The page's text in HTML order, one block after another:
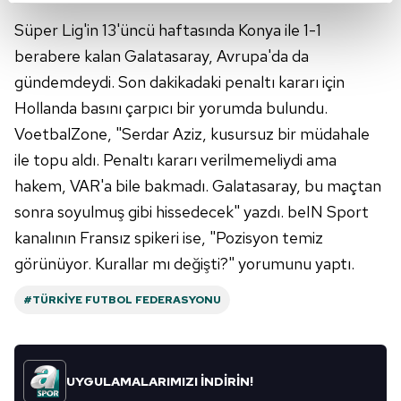
Her halükârda, kullanıcılar, bu çerezlere izin vermedikleri
takdirde, kullanıcılara hedefli reklamlar
gösterilmeyecektir."
Sizlere daha iyi bir hizmet sunabilmek için İnternet
Sitemizde kendimize ve üçüncü kişilere ait çerezler
kullanılmaktadır. Bu çerezler vasıtasıyla çeşitli kişisel
verileriniz işlenmekte olup gerekli olan çerezler bilgi
toplumu hizmetlerinin sunulması amacıyla
kılınması ve kişiselleştirilmesi ve sizlere yönelik
reklam/pazarlama faaliyetlerinin yapılması, amaçlarıyla
Çerezlere ilişkin tercihlerinizi aşağıda yer alan panel
vasıtasıyla belirleyebilirsiniz. Çerezlere ilişkin detaylı bilgi
Süper Lig'in 13'üncü haftasında Konya ile 1-1
berabere kalan Galatasaray, Avrupa'da da
gündemdeydi. Son dakikadaki penaltı kararı için
Hollanda basını çarpıcı bir yorumda bulundu.
VoetbalZone, "Serdar Aziz, kusursuz bir müdahale
ile topu aldı. Penaltı kararı verilmemeliydi ama
hakem, VAR'a bile bakmadı. Galatasaray, bu maçtan
sonra soyulmuş gibi hissedecek" yazdı. beIN Sport
kanalının Fransız spikeri ise, "Pozisyon temiz
görünüyor. Kurallar mı değişti?" yorumunu yaptı.
#TÜRKIYE FUTBOL FEDERASYONU
UYGULAMALARIMIZI İNDİRİN!